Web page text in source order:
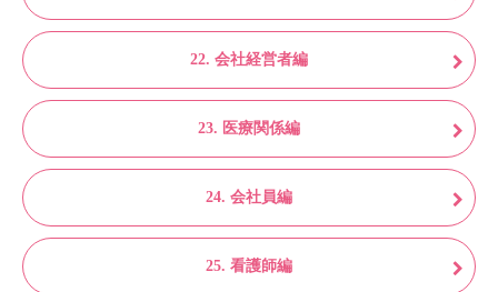
22. 会社経営者編
23. 医療関係編
24. 会社員編
25. 看護師編